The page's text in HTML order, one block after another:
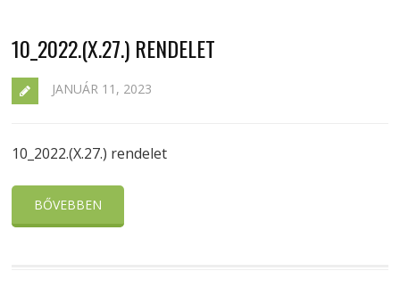
10_2022.(X.27.) RENDELET
JANUÁR 11, 2023
10_2022.(X.27.) rendelet
BŐVEBBEN